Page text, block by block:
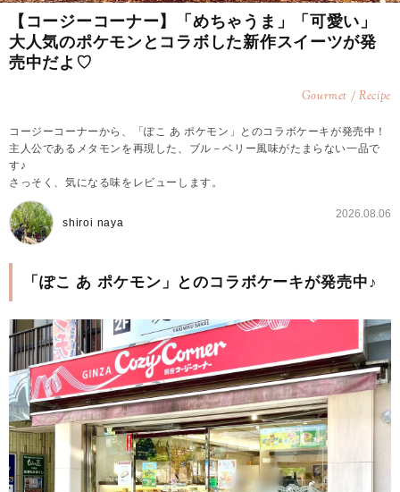
【コージーコーナー】「めちゃうま」「可愛い」
大人気のポケモンとコラボした新作スイーツが発
売中だよ♡
Gourmet / Recipe
コージーコーナーから、「ぽこ あ ポケモン」とのコラボケーキが発売中！
主人公であるメタモンを再現した、ブル－ベリー風味がたまらない一品で
す♪
さっそく、気になる味をレビューします。
shiroi naya
2026.08.06
「ぽこ あ ポケモン」とのコラボケーキが発売中♪